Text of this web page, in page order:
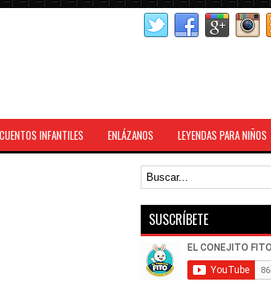
INFANTILES ENLÁZANOS LEYENDAS PARA NIÑOS
SUSCRÍBETE